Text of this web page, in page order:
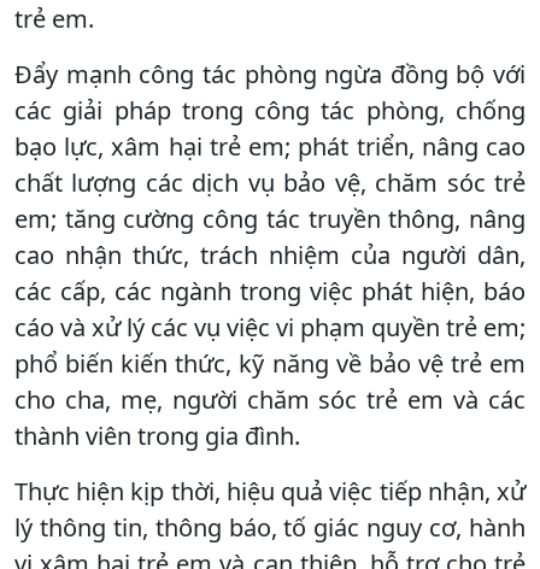
trẻ em.
Đẩy mạnh công tác phòng ngừa đồng bộ với
các giải pháp trong công tác phòng, chống
bạo lực, xâm hại trẻ em; phát triển, nâng cao
chất lượng các dịch vụ bảo vệ, chăm sóc trẻ
em; tăng cường công tác truyền thông, nâng
cao nhận thức, trách nhiệm của người dân,
các cấp, các ngành trong việc phát hiện, báo
cáo và xử lý các vụ việc vi phạm quyền trẻ em;
phổ biến kiến thức, kỹ năng về bảo vệ trẻ em
cho cha, mẹ, người chăm sóc trẻ em và các
thành viên trong gia đình.
Thực hiện kịp thời, hiệu quả việc tiếp nhận, xử
lý thông tin, thông báo, tố giác nguy cơ, hành